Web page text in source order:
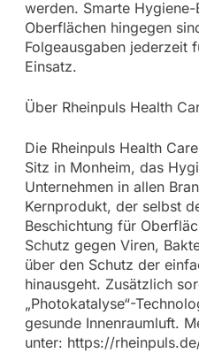
werden. Smarte
Oberflächen hingegen
Folgeausgaben jederzeit
Einsatz.
Über Rheinpuls Health
Die Rheinpuls Health
Sitz in Monheim, das
Unternehmen in allen
Kernprodukt, der selbst
Beschichtung für
Schutz gegen Viren,
über den Schutz der
hinausgeht. Zusätzlich
„Photokatalyse“-
gesunde Innenraumluft.
unter: https://